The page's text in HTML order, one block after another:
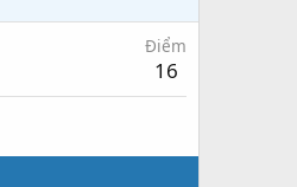
Điểm
16